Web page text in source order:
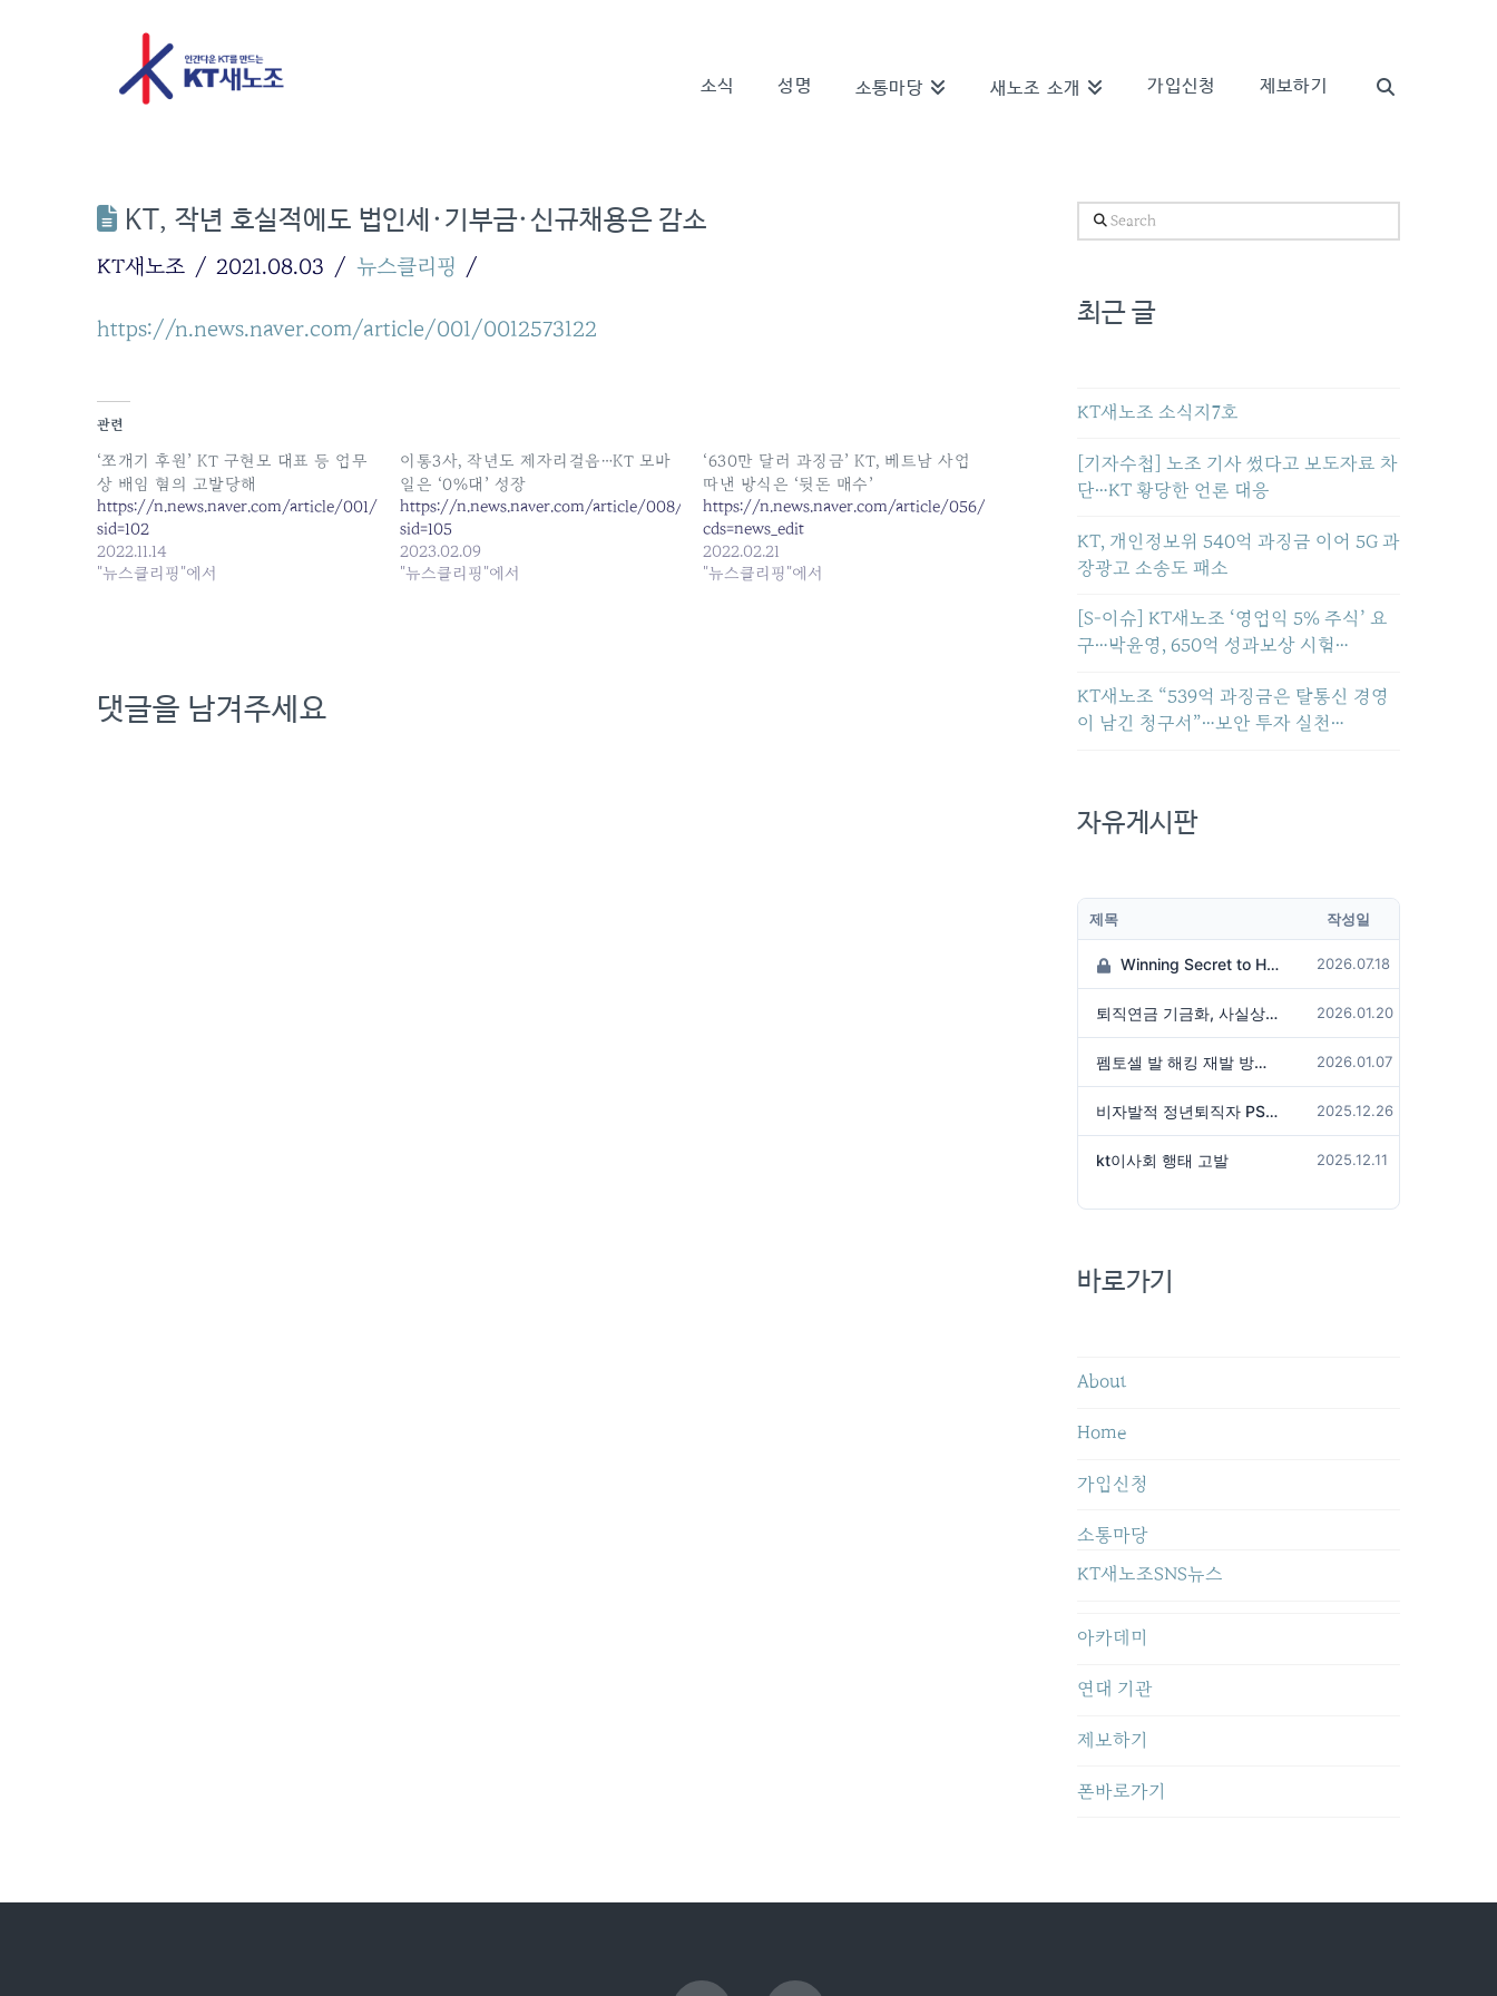
소식 성명 소통마당 새노조 소개 가입신청 제보하기
KT, 작년 호실적에도 법인세·기부금·신규채용은 감소
KT새노조 2021.08.03 뉴스클리핑
https://n.news.naver.com/article/001/0012573122
관련
‘쪼개기 후원’ KT 구현모 대표 등 업무
상 배임 혐의 고발당해
https://n.news.naver.com/article/001/0013574669?
sid=102
2022.11.14
"뉴스클리핑"에서
이통3사, 작년도 제자리걸음…KT 모바
일은 ‘0%대’ 성장
https://n.news.naver.com/article/008/0004848006?
sid=105
2023.02.09
"뉴스클리핑"에서
‘630만 달러 과징금’ KT, 베트남 사업
따낸 방식은 ‘뒷돈 매수’
https://n.news.naver.com/article/056/0011216790?
cds=news_edit
2022.02.21
"뉴스클리핑"에서
댓글을 남겨주세요
Search
최근 글
KT새노조 소식지7호
[기자수첩] 노조 기사 썼다고 보도자료 차
단…KT 황당한 언론 대응
KT, 개인정보위 540억 과징금 이어 5G 과
장광고 소송도 패소
[S-이슈] KT새노조 ‘영업익 5% 주식’ 요
구…박윤영, 650억 성과보상 시험…
KT새노조 “539억 과징금은 탈통신 경영
이 남긴 청구서”…보안 투자 실천…
자유게시판
제목 작성일
Winning Secret to Hit the Jackpot! 2026.07.18
퇴직연금 기금화, 사실상 국가가 관리하겠다는 것인가? 2026.01.20
펨토셀 발 해킹 재발 방지 위해서는 2026.01.07
비자발적 정년퇴직자 PS성과급 미지급은 임금체불 아닌가? 2025.12.26
kt이사회 행태 고발 2025.12.11
바로가기
About
Home
가입신청
소통마당
KT새노조SNS뉴스
아카데미
연대 기관
제보하기
폰바로가기